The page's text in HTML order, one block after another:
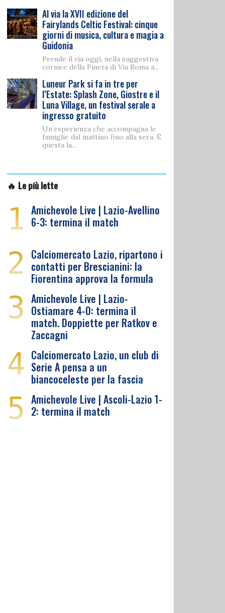
Al via la XVII edizione del
Fairylands Celtic Festival: cinque
giorni di musica, cultura e magia a
Guidonia
Prende il via oggi, nella suggestiva
cornice della Pineta di Via Roma a...
Luneur Park si fa in tre per
l’Estate: Splash Zone, Giostre e il
Luna Village, un festival serale a
ingresso gratuito
Un’esperienza che accompagna le
famiglie dal mattino fino alla sera. È
questa la...
🔥 Le più lette
1 Amichevole Live | Lazio-Avellino
6-3: termina il match
2 Calciomercato Lazio, ripartono i
contatti per Brescianini: la
Fiorentina approva la formula
3 Amichevole Live | Lazio-
Ostiamare 4-0: termina il
match. Doppiette per Ratkov e
Zaccagni
4 Calciomercato Lazio, un club di
Serie A pensa a un
biancoceleste per la fascia
5 Amichevole Live | Ascoli-Lazio 1-
2: termina il match